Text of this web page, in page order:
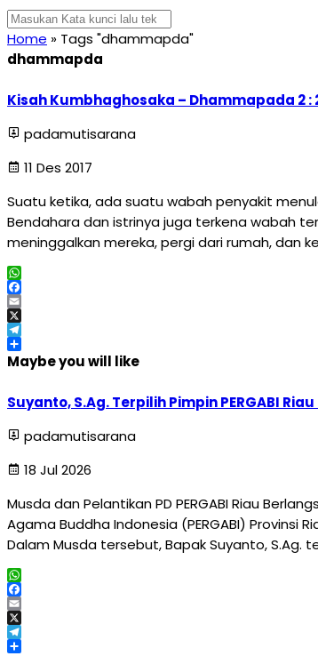
Home » Tags "dhammapda"
dhammapda
Kisah Kumbhaghosaka – Dhammapada 2 :
padamutisarana
11 Des 2017
Suatu ketika, ada suatu wabah penyakit
Bendahara dan istrinya juga terkena wabah
meninggalkan mereka, pergi dari rumah, dan
WhatsApp
Facebook
Email
X
Telegram
Share
Maybe you will like
Suyanto, S.Ag. Terpilih Pimpin PERGABI
padamutisarana
18 Jul 2026
Musda dan Pelantikan PD PERGABI Riau
Agama Buddha Indonesia (PERGABI) Provinsi
Dalam Musda tersebut, Bapak Suyanto, S.Ag.
WhatsApp
Facebook
Email
X
Telegram